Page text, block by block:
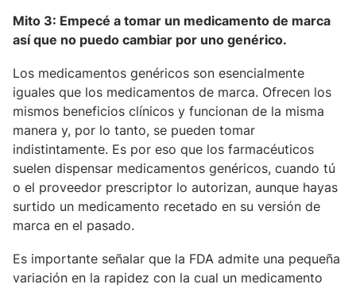
Mito 3: Empecé a tomar un medicamento de marca
así que no puedo cambiar por uno genérico.
Los medicamentos genéricos son esencialmente
iguales que los medicamentos de marca. Ofrecen los
mismos beneficios clínicos y funcionan de la misma
manera y, por lo tanto, se pueden tomar
indistintamente. Es por eso que los farmacéuticos
suelen dispensar medicamentos genéricos, cuando tú
o el proveedor prescriptor lo autorizan, aunque hayas
surtido un medicamento recetado en su versión de
marca en el pasado.
Es importante señalar que la FDA admite una pequeña
variación en la rapidez con la cual un medicamento